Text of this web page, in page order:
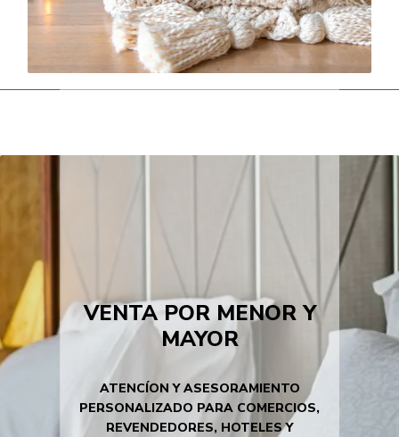
VENTA POR MENOR Y
MAYOR
ATENCÍON Y ASESORAMIENTO
PERSONALIZADO PARA COMERCIOS,
REVENDEDORES, HOTELES Y